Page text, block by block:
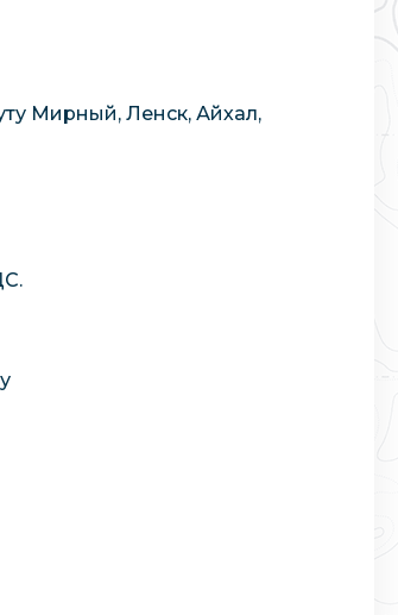
Мирный, Ленск, Айхал,